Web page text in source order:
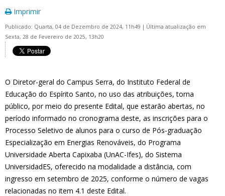
Imprimir
Publicado: Quarta, 04 de Dezembro de 2024, 11h49 | Última atualização em
Sexta, 28 de Fevereiro de 2025, 13h20
O Diretor-geral do Campus Serra, do Instituto Federal de
Educação do Espírito Santo, no uso das atribuições, torna
público, por meio do presente Edital, que estarão abertas, no
período informado no cronograma deste, as inscrições para o
Processo Seletivo de alunos para o curso de Pós-graduação
Especialização em Energias Renováveis, do Programa
Universidade Aberta Capixaba (UnAC-Ifes), do Sistema
UniversidadES, oferecido na modalidade a distância, com
ingresso em setembro de 2025, conforme o número de vagas
relacionadas no item 4.1 deste Edital.